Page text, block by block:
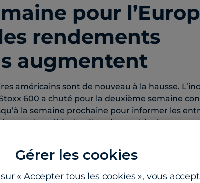
pour
rendements
augmentent
américains sont de nouveau à la hausse.
600 a chuté pour la deuxième semaine
la semaine prochaine pour informer les
sur les véhicules électriques chinois.
10:51 amGérer les cookies
« Accepter tous les cookies », vous